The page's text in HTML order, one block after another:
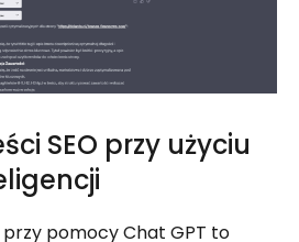
SEO przy użyciu
pomocy Chat GPT to